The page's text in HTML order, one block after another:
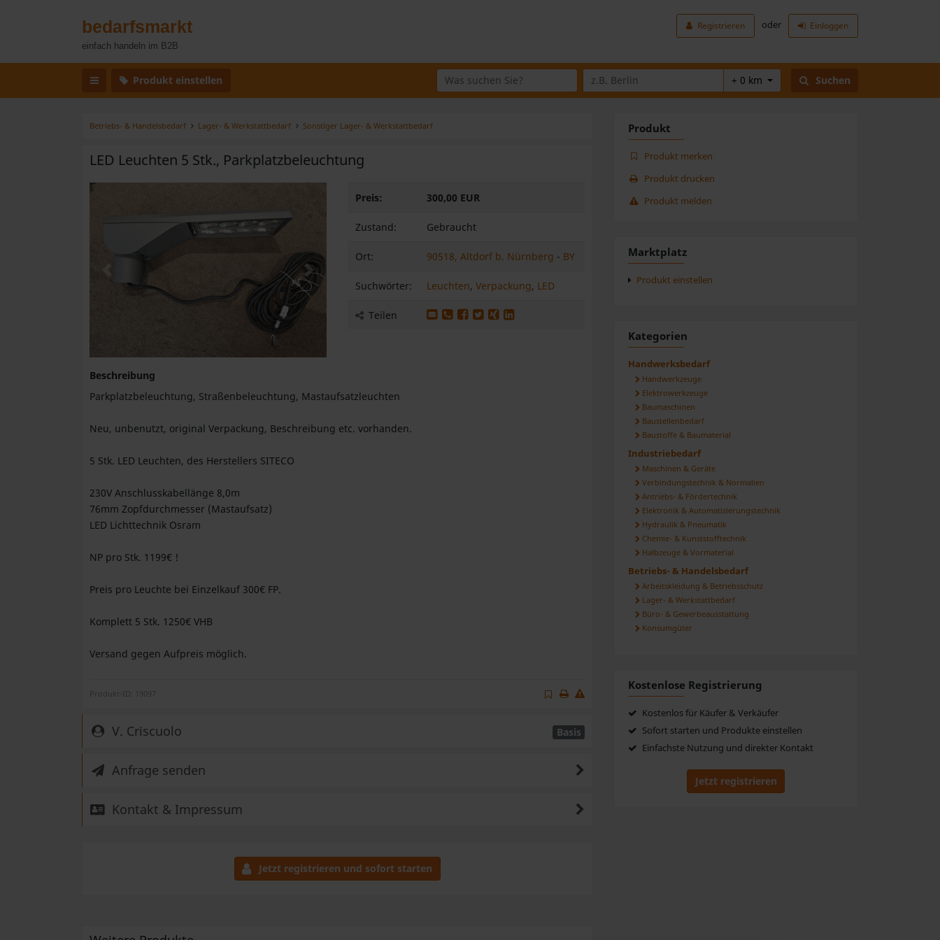
bedarfsmarkt
einfach handeln im B2B
Registrieren oder Einloggen
Produkt einstellen Was suchen Sie?
Wo suchen Sie?
+ 0 km
Suchen
Betriebs- & Handelsbedarf Lager- & Werkstattbedarf Sonstiger Lager- & Werkstattbedarf
LED Leuchten 5 Stk., Parkplatzbeleuchtung
Zurück Weiter
Preis: 300,00 EUR
Zustand: Gebraucht
Ort: 90518, Altdorf b. Nürnberg - BY
Suchwörter: Leuchten, Verpackung, LED
Teilen Produkt per E-Mail weiterleiten
Produkt per WhatsApp weiterleiten
Produkt auf Facebook teilen
Produkt auf X teilen
Produkt auf XING teilen
Produkt auf LinkedIn teilen
Beschreibung
Parkplatzbeleuchtung, Straßenbeleuchtung, Mastaufsatzleuchten
Neu, unbenutzt, original Verpackung, Beschreibung etc. vorhanden.
5 Stk. LED Leuchten, des Herstellers SITECO
230V Anschlusskabellänge 8,0m
76mm Zopfdurchmesser (Mastaufsatz)
LED Lichttechnik Osram
NP pro Stk. 1199€ !
Preis pro Leuchte bei Einzelkauf 300€ FP.
Komplett 5 Stk. 1250€ VHB
Versand gegen Aufpreis möglich.
Produkt-ID: 19097
V. Criscuolo Basis
Anfrage senden
Kontakt & Impressum
Jetzt registrieren und sofort starten
Produkt
Produkt merken
Produkt drucken
Produkt melden
Marktplatz
Produkt einstellen
Kategorien
Handwerksbedarf
Handwerkzeuge
Elektrowerkzeuge
Baumaschinen
Baustellenbedarf
Baustoffe & Baumaterial
Industriebedarf
Maschinen & Geräte
Verbindungstechnik & Normalien
Antriebs- & Fördertechnik
Elektronik & Automatisierungstechnik
Hydraulik & Pneumatik
Chemie- & Kunststofftechnik
Halbzeuge & Vormaterial
Betriebs- & Handelsbedarf
Arbeitskleidung & Betriebsschutz
Lager- & Werkstattbedarf
Büro- & Gewerbeausstattung
Konsumgüter
Kostenlose Registrierung
Kostenlos für Käufer & Verkäufer
Sofort starten und Produkte einstellen
Einfachste Nutzung und direkter Kontakt
Jetzt registrieren